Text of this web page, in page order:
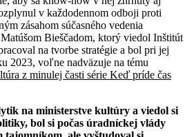
v každodennom odboji proti
zásahom súčasného vedenia
Bieščadom, ktorý viedol Inštitút
na tvorbe stratégie a bol pri jej
2023, voľne nadväzuje na tému
z minulej časti série Keď príde čas
na ministerstve kultúry a viedol si
bol si počas úradníckej vlády